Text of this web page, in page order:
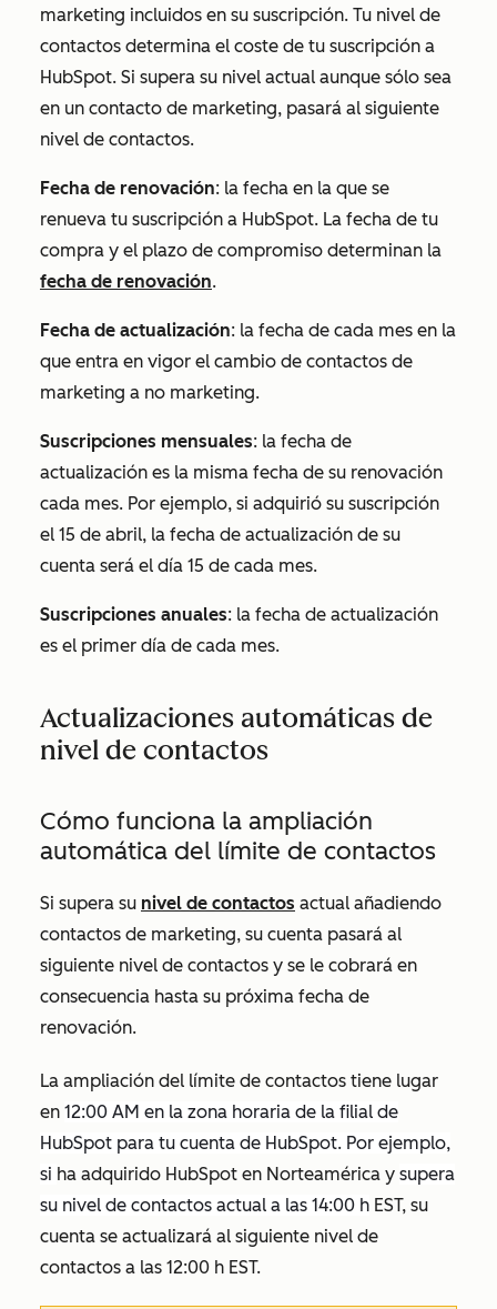
marketing incluidos en su suscripción. Tu nivel de
contactos determina el coste de tu suscripción a
HubSpot. Si supera su nivel actual aunque sólo sea
en un contacto de marketing, pasará al siguiente
nivel de contactos.
Fecha de renovación: la fecha en la que se
renueva tu suscripción a HubSpot. La fecha de tu
compra y el plazo de compromiso determinan la
fecha de renovación.
Fecha de actualización: la fecha de cada mes en la
que entra en vigor el cambio de contactos de
marketing a no marketing.
Suscripciones mensuales: la fecha de
actualización es la misma fecha de su renovación
cada mes. Por ejemplo, si adquirió su suscripción
el 15 de abril, la fecha de actualización de su
cuenta será el día 15 de cada mes.
Suscripciones anuales: la fecha de actualización
es el primer día de cada mes.
Actualizaciones automáticas de
nivel de contactos
Cómo funciona la ampliación
automática del límite de contactos
Si supera su nivel de contactos actual añadiendo
contactos de marketing, su cuenta pasará al
siguiente nivel de contactos y se le cobrará en
consecuencia hasta su próxima fecha de
renovación.
La ampliación del límite de contactos tiene lugar
en 12:00 AM en la zona horaria de la filial de
HubSpot para tu cuenta de HubSpot. Por ejemplo,
si ha adquirido HubSpot en Norteamérica y supera
su nivel de contactos actual a las 14:00 h EST, su
cuenta se actualizará al siguiente nivel de
contactos a las 12:00 h EST.